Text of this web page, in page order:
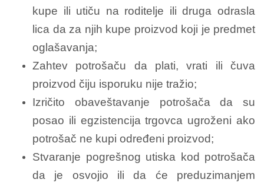
kupe ili utiču na roditelje ili druga odrasla
lica da za njih kupe proizvod koji je predmet
oglašavanja;
Zahtev potrošaču da plati, vrati ili čuva
proizvod čiju isporuku nije tražio;
Izričito obaveštavanje potrošača da su
posao ili egzistencija trgovca ugroženi ako
potrošač ne kupi određeni proizvod;
Stvaranje pogrešnog utiska kod potrošača
da je osvojio ili da će preduzimanjem